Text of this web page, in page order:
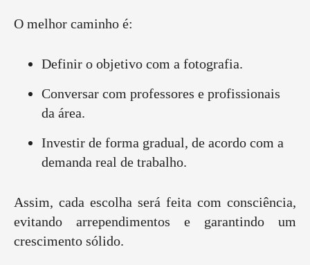
O melhor caminho é:
Definir o objetivo com a fotografia.
Conversar com professores e profissionais
da área.
Investir de forma gradual, de acordo com a
demanda real de trabalho.
Assim, cada escolha será feita com consciência,
evitando arrependimentos e garantindo um
crescimento sólido.